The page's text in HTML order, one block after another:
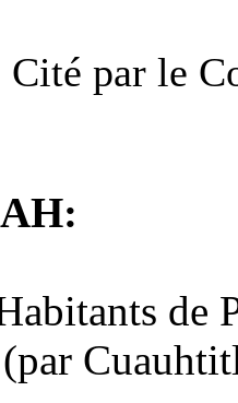
Cité par le
de